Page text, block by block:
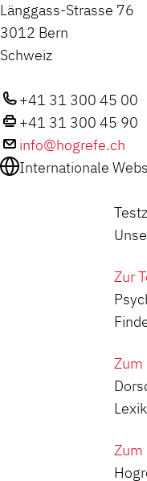
Länggass-Strasse 76
3012 Bern
Schweiz
+41 31 300 45 00
+41 31 300 45 90
info@hogrefe.ch
Internationale
Zur
Zum
Zum